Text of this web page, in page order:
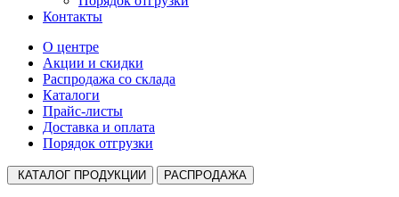
Контакты
О центре
Акции и скидки
Распродажа со склада
Каталоги
Прайс-листы
Доставка и оплата
Порядок отгрузки
КАТАЛОГ ПРОДУКЦИИ РАСПРОДАЖА